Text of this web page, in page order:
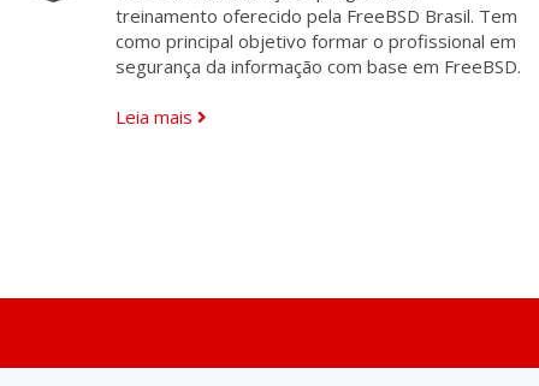
treinamento oferecido pela FreeBSD Brasil. Tem
como principal objetivo formar o profissional em
segurança da informação com base em FreeBSD.
Leia mais